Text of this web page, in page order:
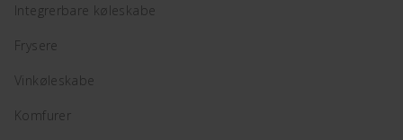
Integrerbare køleskabe
Frysere
Vinkøleskabe
Komfurer